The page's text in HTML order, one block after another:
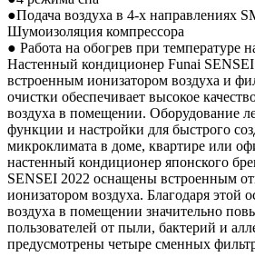
●Подача воздуха в 4-х направлениях
Шумоизоляция компрессора
● Работа на обогрев при температуре
Настенный кондиционер Funai
встроенным ионизатором воздуха и
очистки обеспечивает высокое
воздуха в помещении. Оборудование
функции и настройки для быстрого
микроклимата в доме, квартире или
настенный кондиционер японского
SENSEI 2022 оснащены встроенным
ионизатором воздуха. Благодаря этой
воздуха в помещении значительно
пользователей от пыли, бактерий и
предусмотрены четыре сменных